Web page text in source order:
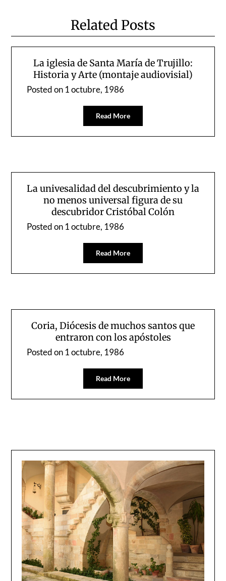
Related Posts
La iglesia de Santa María de Trujillo:
Historia y Arte (montaje audiovisial)
Posted on1 octubre, 1986
Read More
La univesalidad del descubrimiento y la
no menos universal figura de su
descubridor Cristóbal Colón
Posted on1 octubre, 1986
Read More
Coria, Diócesis de muchos santos que
entraron con los apóstoles
Posted on1 octubre, 1986
Read More